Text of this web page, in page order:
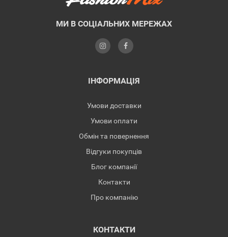
МИ В СОЦІАЛЬНИХ МЕРЕЖАХ
ІНФОРМАЦІЯ
Умови доставки
Умови оплати
Обмін та повернення
Відгуки покупців
Блог компанії
Контакти
Про компанію
КОНТАКТИ